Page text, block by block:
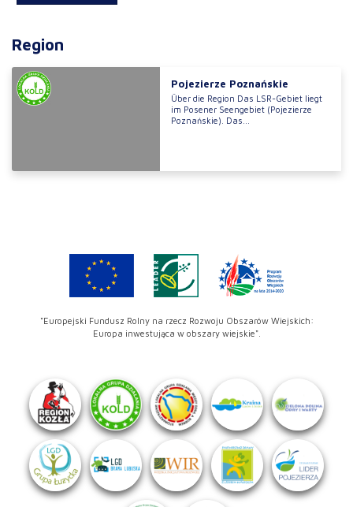
Region
Pojezierze Poznańskie
Über die Region Das LSR-Gebiet liegt
im Posener Seengebiet (Pojezierze
Poznańskie). Das...
"Europejski Fundusz Rolny na rzecz Rozwoju Obszarów Wiejskich:
Europa inwestująca w obszary wiejskie".